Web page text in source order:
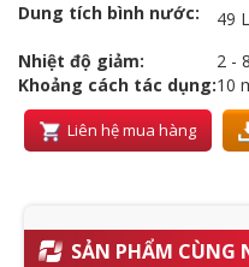
Dung tích bình nước:
49 L
Nhiệt độ giảm:
2 -
Khoảng cách tác dụng:10
Liên hệ mua hàng
SẢN PHẨM CÙNG